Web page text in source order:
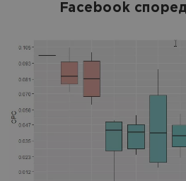
Facebook